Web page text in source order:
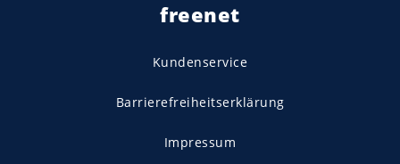
freenet
Kundenservice
Barrierefreiheitserklärung
Impressum